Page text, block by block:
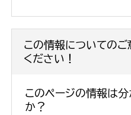
この情報についてのご
ください！
このページの情報は
か？